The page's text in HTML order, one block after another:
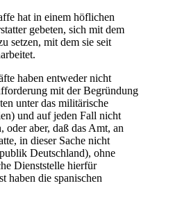
hat in einem höflichen
gebeten, sich mit dem
setzen, mit dem sie seit
haben entweder nicht
mit der Begründung
unter das militärische
und auf jeden Fall nicht
oder aber, daß das Amt, an
in dieser Sache nicht
Deutschland), ohne
Dienststelle hierfür
haben die spanischen